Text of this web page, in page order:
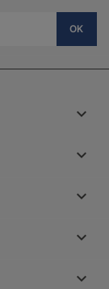
keyboard_arrow_down



